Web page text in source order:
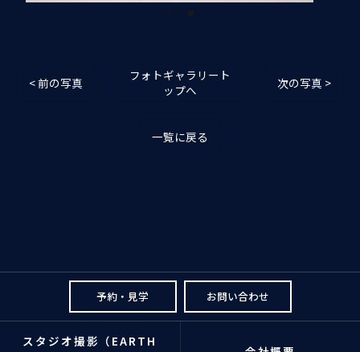
< 前の写真
フォトギャラリート
ップへ
次の写真 >
一覧に戻る
予約・見学 お問い合わせ
スタジオ撮影（EARTH